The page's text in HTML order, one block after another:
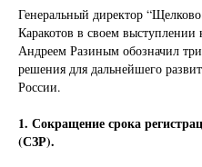
Генеральный директор
Каракотов в своем выступлении
Андреем Разиным обозначил
решения для дальнейшего
России.
1. Сокращение срока
(СЗР).